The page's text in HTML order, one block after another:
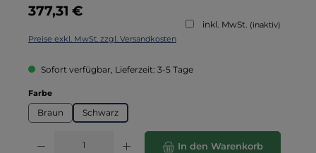
Regulärer Preis:
377,31 €
inkl. MwSt. (inaktiv)
Preise exkl. MwSt. zzgl. Versandkosten
Sofort verfügbar, Lieferzeit: 3-5 Tage
Farbeauswählen
Braun Schwarz
Produkt Anzahl: Gib den gewünschten Wert ein oder benutze die
In den Warenkorb